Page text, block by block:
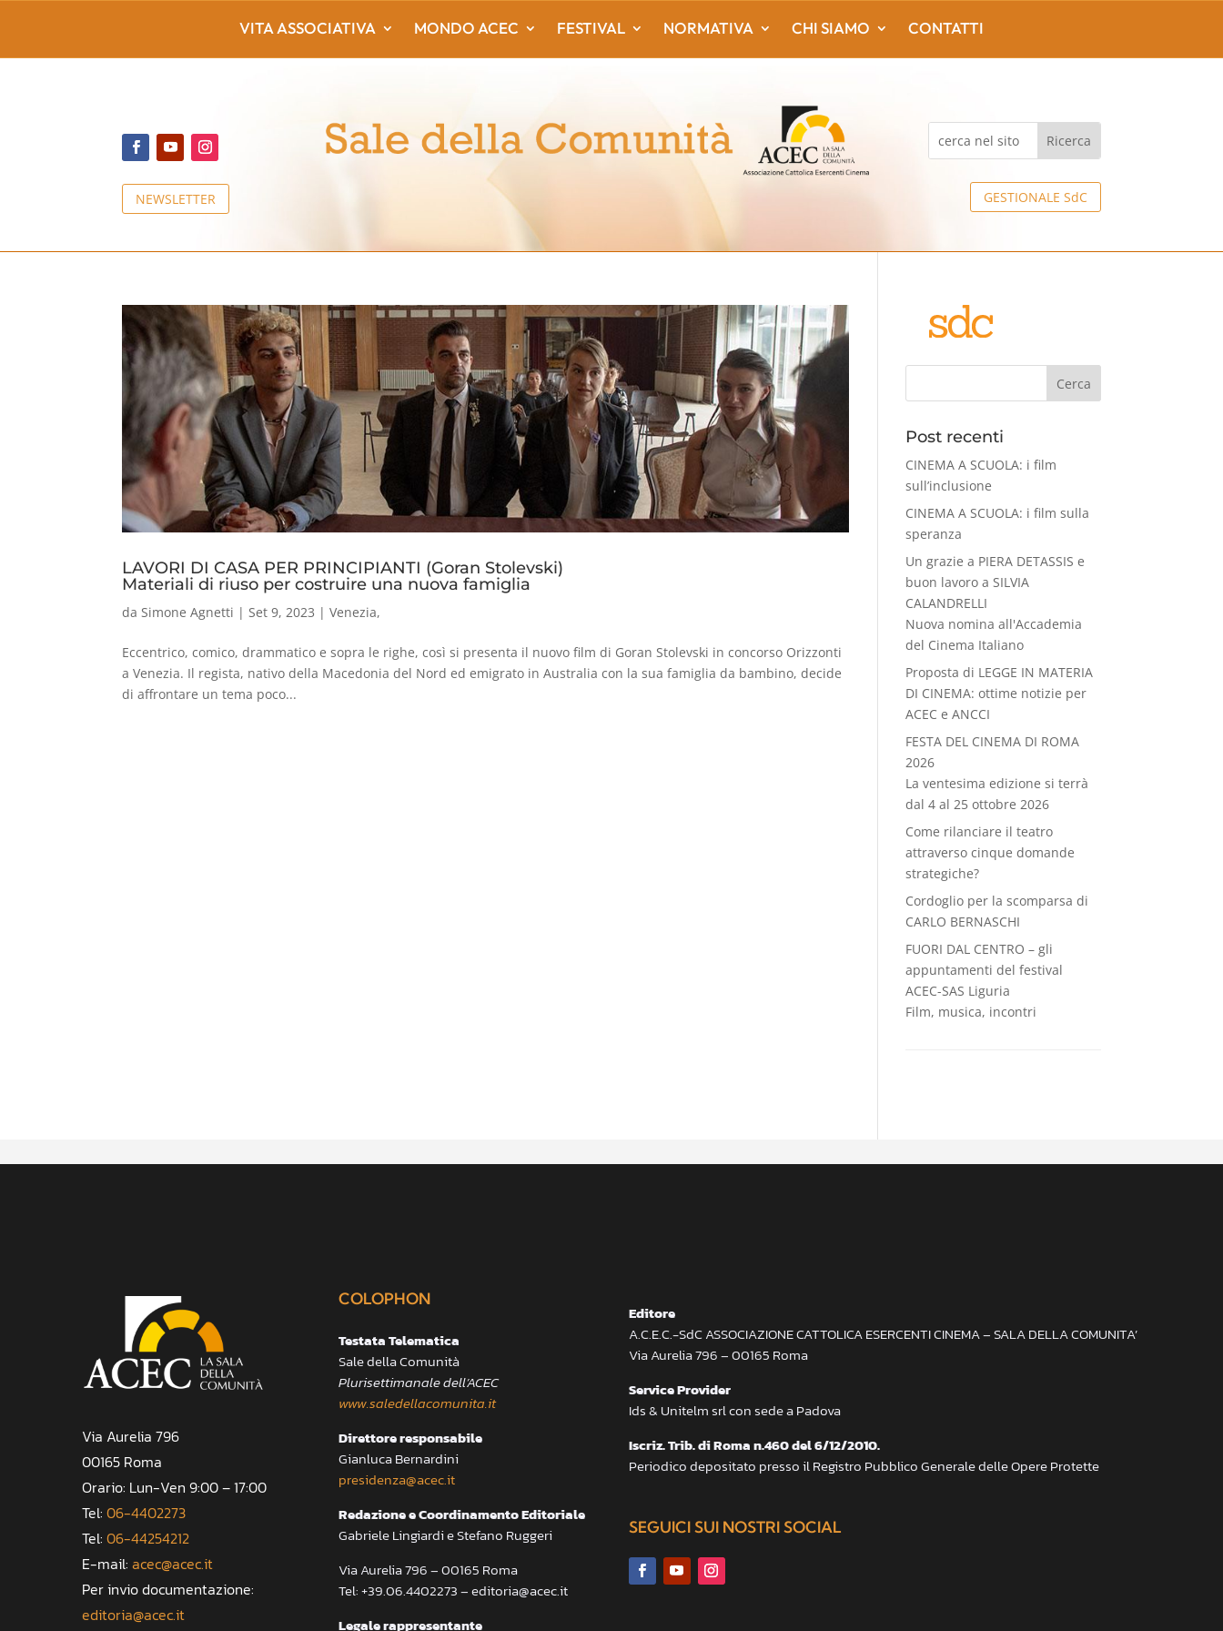
NEWSLETTER GESTIONALE SdC
VITA ASSOCIATIVA MONDO ACEC FESTIVAL NORMATIVA CHI SIAMO CONTATTI
LAVORI DI CASA PER PRINCIPIANTI (Goran Stolevski)
Materiali di riuso per costruire una nuova famiglia
da Simone Agnetti | Set 9, 2023 |Venezia,
Eccentrico, comico, drammatico e sopra le righe, così si presenta il nuovo film di Goran Stolevski in concorso Orizzonti
a Venezia. Il regista, nativo della Macedonia del Nord ed emigrato in Australia con la sua famiglia da bambino, decide
di affrontare un tema poco...
Cerca
Post recenti
CINEMA A SCUOLA: i film
sull’inclusione
CINEMA A SCUOLA: i film sulla
speranza
Un grazie a PIERA DETASSIS e
buon lavoro a SILVIA
CALANDRELLI
Nuova nomina all'Accademia
del Cinema Italiano
Proposta di LEGGE IN MATERIA
DI CINEMA: ottime notizie per
ACEC e ANCCI
FESTA DEL CINEMA DI ROMA
2026
La ventesima edizione si terrà
dal 4 al 25 ottobre 2026
Come rilanciare il teatro
attraverso cinque domande
strategiche?
Cordoglio per la scomparsa di
CARLO BERNASCHI
FUORI DAL CENTRO – gli
appuntamenti del festival
ACEC-SAS Liguria
Film, musica, incontri
Via Aurelia 796
00165 Roma
Orario: Lun-Ven 9:00 – 17:00
Tel: 06-4402273
Tel: 06-44254212
E-mail: acec@acec.it
Per invio documentazione:
editoria@acec.it
COLOPHON
Testata Telematica
Sale della Comunità
Plurisettimanale dell’ACEC
www.saledellacomunita.it
Direttore responsabile
Gianluca Bernardini
presidenza@acec.it
Redazione e Coordinamento Editoriale
Gabriele Lingiardi e Stefano Ruggeri
Via Aurelia 796 – 00165 Roma
Tel: +39.06.4402273 – editoria@acec.it
Legale rappresentante
Editore
A.C.E.C.-SdC ASSOCIAZIONE CATTOLICA ESERCENTI CINEMA – SALA DELLA COMUNITA’
Via Aurelia 796 – 00165 Roma
Service Provider
Ids & Unitelm srl con sede a Padova
Iscriz. Trib. di Roma n.460 del 6/12/2010.
Periodico depositato presso il Registro Pubblico Generale delle Opere Protette
SEGUICI SUI NOSTRI SOCIAL